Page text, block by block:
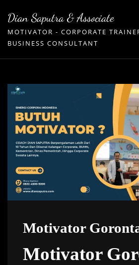
content
Dian Saputra & Associate
MOTIVATOR - CORPORATE
BUSINESS CONSULTANT
Motivator
Motivator